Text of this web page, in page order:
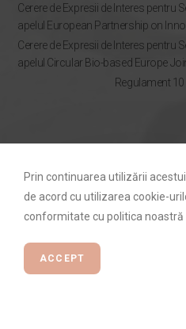
Cerere de Expresii de Interes pentru
apelul European Partnership on
Cerere de Expresii de Interes pentru
apelul Circular Bio-based Europe
Regulament
Rămâi la curent cu
ABONEAZĂ-TE ⟶
Prin continuarea utilizării
de acord cu utilizarea cookie-
conformitate cu politica noastră
ACCEPT